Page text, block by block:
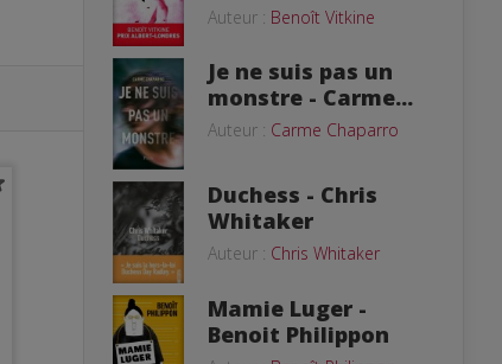
Auteur : Benoît Vitkine
Je ne suis pas un
monstre - Carme...
Auteur : Carme Chaparro
Duchess - Chris
Whitaker
Auteur : Chris Whitaker
Mamie Luger -
Benoit Philippon